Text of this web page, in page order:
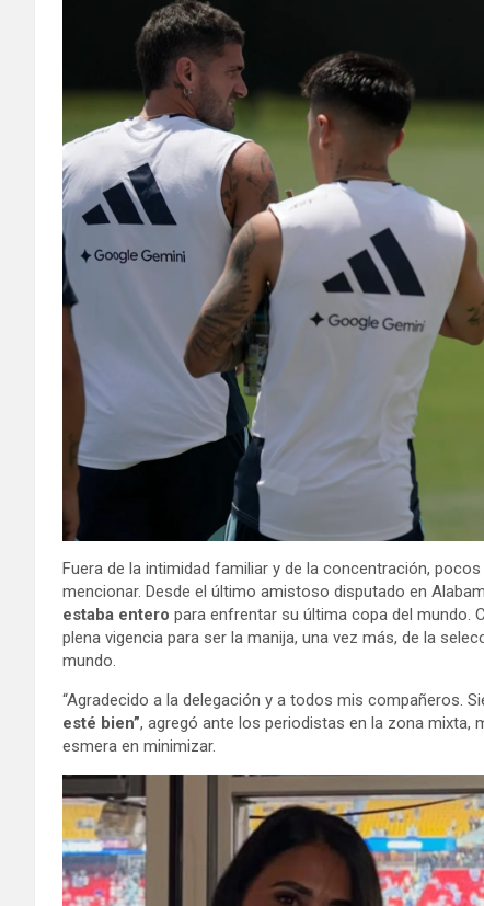
Fuera de la intimidad familiar y de la concentración,
mencionar. Desde el último amistoso disputado en
estaba entero para enfrentar su última copa del mundo.
plena vigencia para ser la manija, una vez más, de la
mundo.
“Agradecido a la delegación y a todos mis compañeros.
esté bien”, agregó ante los periodistas en la zona mixta,
esmera en minimizar.